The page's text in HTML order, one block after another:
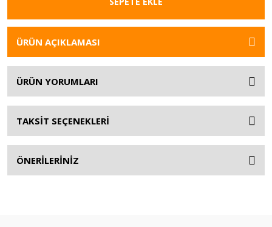
ÜRÜN AÇIKLAMASI
ÜRÜN YORUMLARI
TAKSİT SEÇENEKLERİ
ÖNERİLERİNİZ